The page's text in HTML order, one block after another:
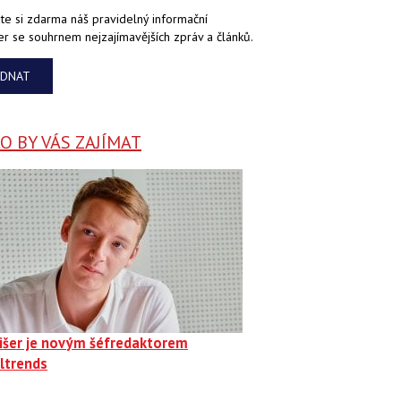
si zdarma náš pravidelný informační
se souhrnem nejzajímavějších zpráv a článků.
BY VÁS ZAJÍMAT
je novým šéfredaktorem